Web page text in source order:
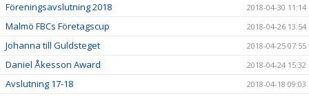
Föreningsavslutning 2018 2018-04-30 11:14
Malmö FBCs Företagscup 2018-04-26 13:54
Johanna till Guldsteget 2018-04-25 07:55
Daniel Åkesson Award 2018-04-24 15:32
Avslutning 17-18 2018-04-18 09:03